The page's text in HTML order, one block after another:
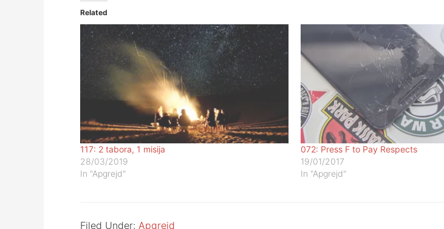
Related
117: 2 tabora, 1 misija
28/03/2019
In "Apgrejd"
072: Press F to Pay Respects
19/01/2017
In "Apgrejd"
Filed Under: Apgrejd